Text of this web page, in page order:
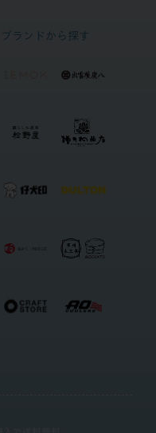
ブランドから探す